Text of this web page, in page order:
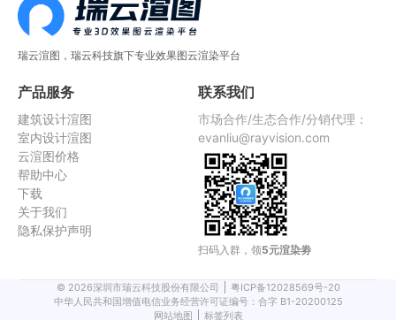
瑞云渲图，瑞云科技旗下专业效果图云渲染平台
产品服务
建筑设计渲图
室内设计渲图
云渲图价格
帮助中心
下载
关于我们
隐私保护声明
联系我们
市场合作/生态合作/分销代理：
evanliu@rayvision.com
扫码入群，领5元渲染劵
© 2026深圳市瑞云科技股份有限公司
粤ICP备12028569号-20
中华人民共和国增值电信业务经营许可证编号：合字 B1-20200125
网站地图
标签列表